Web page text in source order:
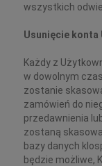
wszystkich
Usunięcie konta
Każdy z
w dowolnym
zostanie
zamówień do
przedawnienia
zostaną
bazy danych
będzie możliwe,